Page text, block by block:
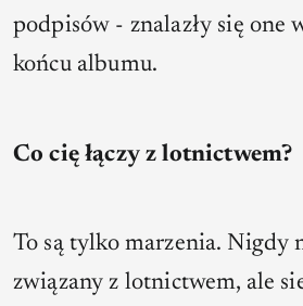
podpisów - znalazły się one
końcu albumu.
Co cię łączy z lotnictwem?
To są tylko marzenia. Nigdy
związany z lotnictwem, ale